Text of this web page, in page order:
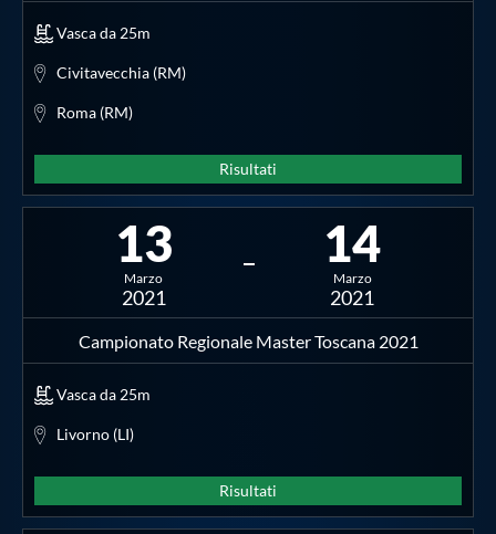
Vasca da 25m
Civitavecchia (RM)
Roma (RM)
Risultati
13
Marzo
2021
14
Marzo
2021
Campionato Regionale Master Toscana 2021
Vasca da 25m
Livorno (LI)
Risultati